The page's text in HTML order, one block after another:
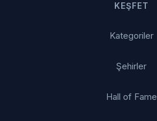
KEŞFET
Kategoriler
Şehirler
Hall of Fame